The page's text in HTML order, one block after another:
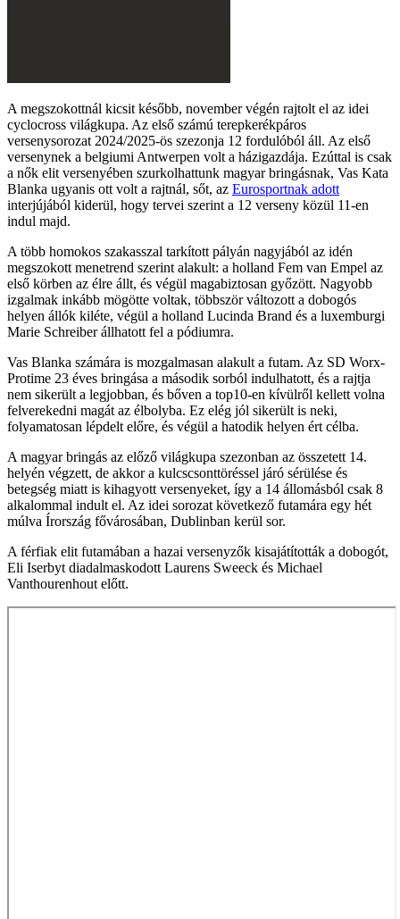
A megszokottnál kicsit később, november végén rajtolt el az idei
cyclocross világkupa. Az első számú terepkerékpáros
versenysorozat 2024/2025-ös szezonja 12 fordulóból áll. Az első
versenynek a belgiumi Antwerpen volt a házigazdája. Ezúttal is csak
a nők elit versenyében szurkolhattunk magyar bringásnak, Vas Kata
Blanka ugyanis ott volt a rajtnál, sőt, az Eurosportnak adott
interjújából kiderül, hogy tervei szerint a 12 verseny közül 11-en
indul majd.
A több homokos szakasszal tarkított pályán nagyjából az idén
megszokott menetrend szerint alakult: a holland Fem van Empel az
első körben az élre állt, és végül magabiztosan győzött. Nagyobb
izgalmak inkább mögötte voltak, többször változott a dobogós
helyen állók kiléte, végül a holland Lucinda Brand és a luxemburgi
Marie Schreiber állhatott fel a pódiumra.
Vas Blanka számára is mozgalmasan alakult a futam. Az SD Worx-
Protime 23 éves bringása a második sorból indulhatott, és a rajtja
nem sikerült a legjobban, és bőven a top10-en kívülről kellett volna
felverekedni magát az élbolyba. Ez elég jól sikerült is neki,
folyamatosan lépdelt előre, és végül a hatodik helyen ért célba.
A magyar bringás az előző világkupa szezonban az összetett 14.
helyén végzett, de akkor a kulcscsonttöréssel járó sérülése és
betegség miatt is kihagyott versenyeket, így a 14 állomásból csak 8
alkalommal indult el. Az idei sorozat következő futamára egy hét
múlva Írország fővárosában, Dublinban kerül sor.
A férfiak elit futamában a hazai versenyzők kisajátították a dobogót,
Eli Iserbyt diadalmaskodott Laurens Sweeck és Michael
Vanthourenhout előtt.